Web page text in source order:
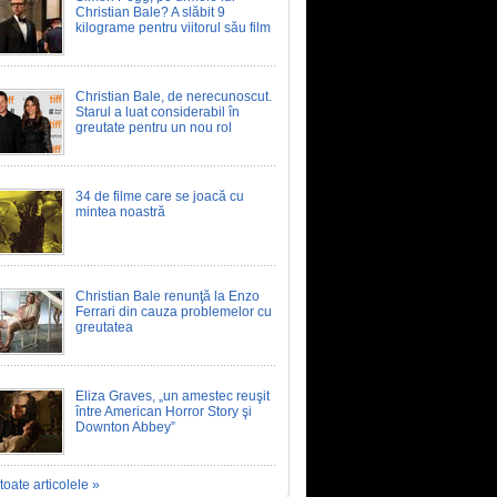
Christian Bale? A slăbit 9
kilograme pentru viitorul său film
Christian Bale, de nerecunoscut.
Starul a luat considerabil în
greutate pentru un nou rol
34 de filme care se joacă cu
mintea noastră
Christian Bale renunţă la Enzo
Ferrari din cauza problemelor cu
greutatea
Eliza Graves, „un amestec reuşit
între American Horror Story şi
Downton Abbey”
articolele »